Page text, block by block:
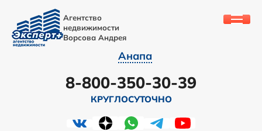
Агентство
недвижимости
Ворсова Андрея
Анапа
8-800-350-30-39
КРУГЛОСУТОЧНО